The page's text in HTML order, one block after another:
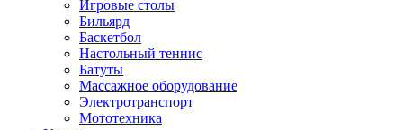
Игровые столы
Бильярд
Баскетбол
Настольный теннис
Батуты
Массажное оборудование
Электротранспорт
Мототехника